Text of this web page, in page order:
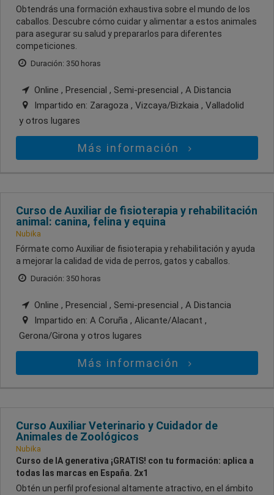
Obtendrás una formación exhaustiva sobre el mundo de los
caballos. Descubre cómo cuidar y alimentar a estos animales
para asegurar su salud y prepararlos para diferentes
competiciones.
Duración: 350 horas
Online , Presencial , Semi-presencial , A Distancia
Impartido en: Zaragoza , Vizcaya/Bizkaia , Valladolid
y otros lugares
Más información
Curso de Auxiliar de fisioterapia y rehabilitación
animal: canina, felina y equina
Nubika
Fórmate como Auxiliar de fisioterapia y rehabilitación y ayuda
a mejorar la calidad de vida de perros, gatos y caballos.
Duración: 350 horas
Online , Presencial , Semi-presencial , A Distancia
Impartido en: A Coruña , Alicante/Alacant ,
Gerona/Girona y otros lugares
Más información
Curso Auxiliar Veterinario y Cuidador de
Animales de Zoológicos
Nubika
Curso de IA generativa ¡GRATIS! con tu formación: aplica a
todas las marcas en España. 2x1
Obtén un perfil profesional altamente atractivo, en el ámbito